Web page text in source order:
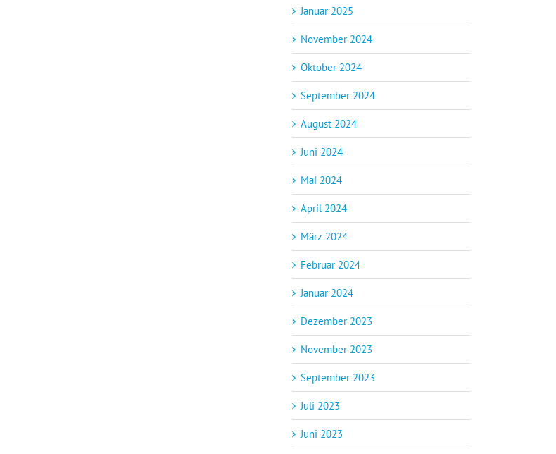
Januar 2025
November 2024
Oktober 2024
September 2024
August 2024
Juni 2024
Mai 2024
April 2024
März 2024
Februar 2024
Januar 2024
Dezember 2023
November 2023
September 2023
Juli 2023
Juni 2023